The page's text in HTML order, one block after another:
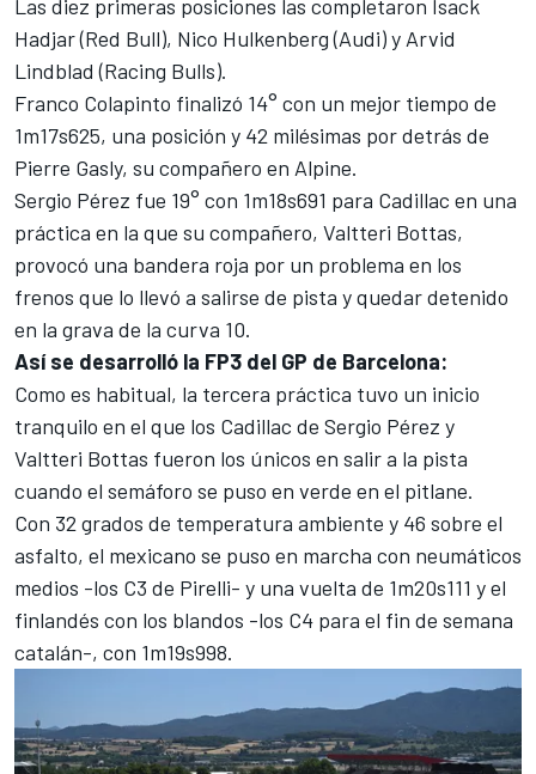
Las diez primeras posiciones las completaron Isack
Hadjar(Red Bull), Nico Hulkenberg(Audi) y Arvid
Lindblad (Racing Bulls).
Franco Colapinto finalizó 14° con un mejor tiempo de
1m17s625, una posición y 42 milésimas por detrás de
Pierre Gasly, su compañero en Alpine.
Sergio Pérez fue 19° con 1m18s691 para Cadillac en una
práctica en la que su compañero, Valtteri Bottas,
provocó una bandera roja por un problema en los
frenos que lo llevó a salirse de pista y quedar detenido
en la grava de la curva 10.
Así se desarrolló la FP3 del GP de Barcelona:
Como es habitual, la tercera práctica tuvo un inicio
tranquilo en el que los Cadillac de Sergio Pérez y
Valtteri Bottas fueron los únicos en salir a la pista
cuando el semáforo se puso en verde en el pitlane.
Con 32 grados de temperatura ambiente y 46 sobre el
asfalto, el mexicano se puso en marcha con neumáticos
medios -los C3 de Pirelli- y una vuelta de 1m20s111 y el
finlandés con los blandos -los C4 para el fin de semana
catalán-, con 1m19s998.